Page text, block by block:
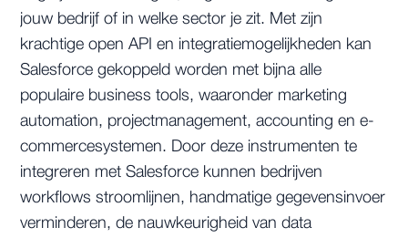
jouw bedrijf of in welke sector je zit. Met zijn
krachtige open API en integratiemogelijkheden kan
Salesforce gekoppeld worden met bijna alle
populaire business tools, waaronder marketing
automation, projectmanagement, accounting en e-
commercesystemen. Door deze instrumenten te
integreren met Salesforce kunnen bedrijven
workflows stroomlijnen, handmatige gegevensinvoer
verminderen, de nauwkeurigheid van data